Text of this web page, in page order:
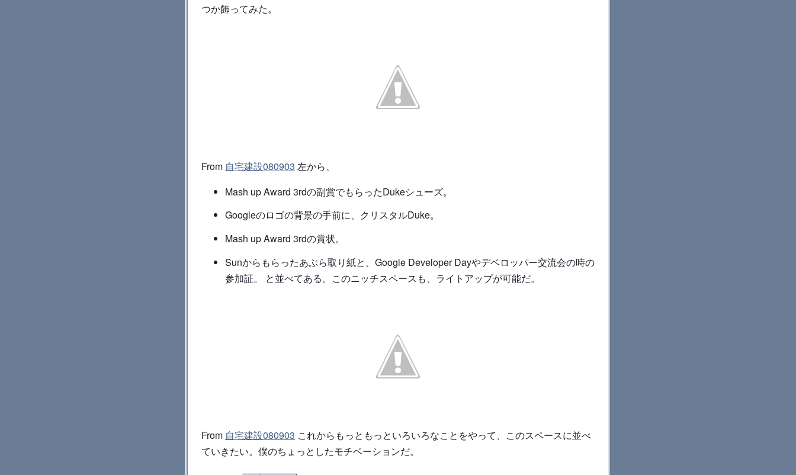
つか飾ってみた。
From 自宅建設080903 左から、
Mash up Award 3rdの副賞でもらったDukeシューズ。
Googleのロゴの背景の手前に、クリスタルDuke。
Mash up Award 3rdの賞状。
Sunからもらったあぶら取り紙と、Google Developer Dayやデベロッパー交流会の時の
参加証。 と並べてある。このニッチスペースも、ライトアップが可能だ。
From 自宅建設080903 これからもっともっといろいろなことをやって、このスペースに並べ
ていきたい。僕のちょっとしたモチベーションだ。